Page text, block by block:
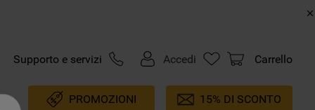
Supporto e servizi Accedi Carrello
PROMOZIONI 15% DI SCONTO